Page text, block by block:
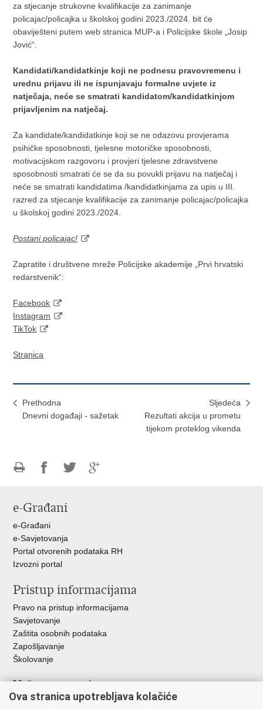
za stjecanje strukovne kvalifikacije za zanimanje
policajac/policajka u školskoj godini 2023./2024. bit će
obaviješteni putem web stranica MUP-a i Policijske škole „Josip
Jović“.
Kandidati/kandidatkinje koji ne podnesu pravovremenu i
urednu prijavu ili ne ispunjavaju formalne uvjete iz
natječaja, neće se smatrati kandidatom/kandidatkinjom
prijavljenim na natječaj.
Za kandidate/kandidatkinje koji se ne odazovu provjerama
psihičke sposobnosti, tjelesne motoričke sposobnosti,
motivacijskom razgovoru i provjeri tjelesne zdravstvene
sposobnosti smatrati će se da su povukli prijavu na natječaj i
neće se smatrati kandidatima /kandidatkinjama za upis u III.
razred za stjecanje kvalifikacije za zanimanje policajac/policajka
u školskoj godini 2023./2024.
Postani policajac!
Zapratite i društvene mreže Policijske akademije „Prvi hrvatski
redarstvenik“:
Facebook
Instagram
TikTok
Stranica
Prethodna
Dnevni događaji - sažetak
Sljedeća
Rezultati akcija u prometu
tijekom proteklog vikenda
FacebookuTwitteru
e-Građani
e-Građani
e-Savjetovanja
Portal otvorenih podataka RH
Izvozni portal
Pristup informacijama
Pravo na pristup informacijama
Savjetovanje
Zaštita osobnih podataka
Zapošljavanje
Školovanje
Važne poveznice
Ministarstvo unutarnjih poslova
Ova stranica upotrebljava kolačiće